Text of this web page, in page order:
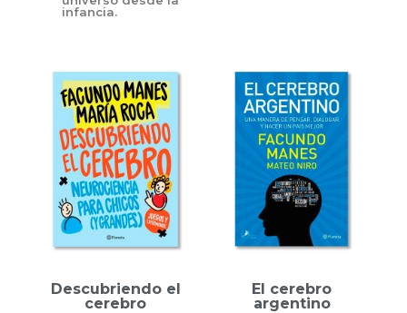
infancia.
Descubriendo el
cerebro
El cerebro
argentino